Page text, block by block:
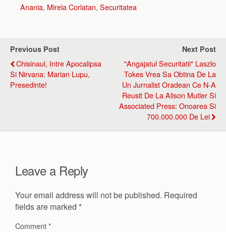
Anania, Mirela Corlatan, Securitatea
Previous Post
Chisinaul, Intre Apocalipsa
Si Nirvana: Marian Lupu,
Presedinte!
Next Post
"Angajatul Securitatii" Laszlo
Tokes Vrea Sa Obtina De La
Un Jurnalist Oradean Ce N-A
Reusit De La Alison Mutler Si
Associated Press: Onoarea Si
700.000.000 De Lei
Leave a Reply
Your email address will not be published. Required
fields are marked *
Comment*